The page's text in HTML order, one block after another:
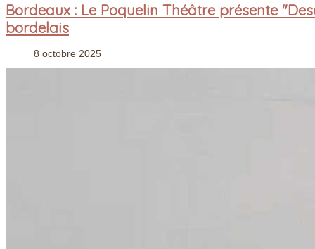
Bordeaux : Le Poquelin Théâtre présente
bordelais
8 octobre 2025